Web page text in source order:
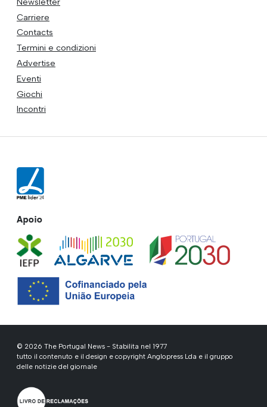
Carriere
Contacts
Termini e condizioni
Advertise
Eventi
Giochi
Incontri
Apoio
© 2026 The Portugal News - Stabilita nel 1977
tutto il contenuto e il design e copyright Anglopress Lda e il gruppo
delle notizie del giornale